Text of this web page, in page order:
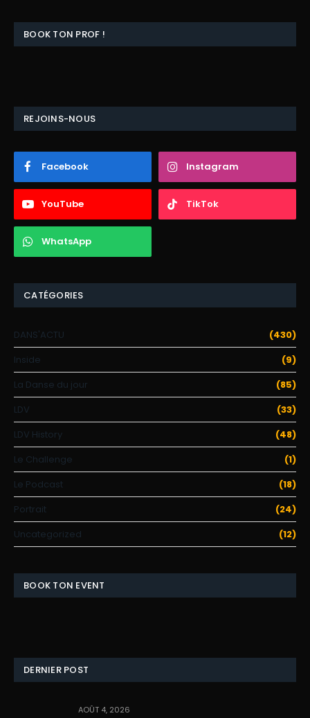
BOOK TON PROF !
REJOINS-NOUS
Facebook Instagram
YouTube TikTok
WhatsApp
CATÉGORIES
DANS'ACTU
(430)
Inside
(9)
La Danse du jour
(85)
LDV
(33)
LDV History
(48)
Le Challenge
(1)
Le Podcast
(18)
Portrait
(24)
Uncategorized
(12)
BOOK TON EVENT
DERNIER POST
AOÛT 4, 2026